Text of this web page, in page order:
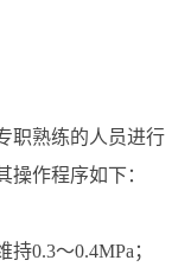
职熟练的人员进行
操作程序如下：
0.3～0.4MPa；